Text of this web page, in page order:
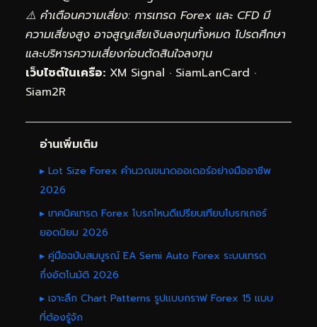
⚠️ คำเตือนความเสี่ยง: การเทรด Forex และ CFD มี
ความเสี่ยงสูง อาจสูญเสียเงินลงทุนทั้งหมด โปรดศึกษา
และบริหารความเสี่ยงก่อนตัดสินใจลงทุน
เว็บไซต์ในเครือ: XM Signal · SiamLanCard ·
Siam2R
อ่านเพิ่มเติม
▸ Lot Size Forex คำนวณขนาดออเดอร์อย่างมืออาชีพ
2026
▸ เทคนิคเทรด Forex โบรกไหนดีเปรียบเทียบโบรกเกอร์
ยอดนิยม 2026
▸ คู่มือฉบับสมบูรณ์ EA Semi Auto Forex ระบบเทรด
กึ่งอัตโนมัติ 2026
▸ เจาะลึก Chart Patterns รูปแบบกราฟ Forex 15 แบบ
ที่ต้องรู้จัก